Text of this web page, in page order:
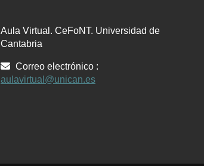
Aula Virtual. CeFoNT. Universidad de
Cantabria
Correo electrónico :
aulavirtual@unican.es